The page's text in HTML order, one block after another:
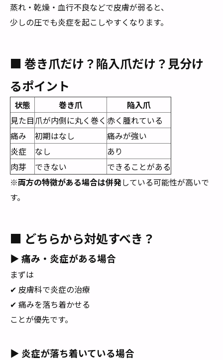
蒸れ・乾燥・血行不良などで皮膚が弱ると、
少しの圧でも炎症を起こしやすくなります。
■ 巻き爪だけ？陥入爪だけ？見分け
るポイント
状態 巻き爪
陥入爪
見た目爪が内側に丸く巻く 赤く腫れている
痛み
初期はなし
痛みが強い
炎症
なし
あり
肉芽
できない
できることがある
※両方の特徴がある場合は併発している可能性が高いで
す。
■ どちらから対処すべき？
▶ 痛み・炎症がある場合
まずは
✔ 皮膚科で炎症の治療
✔ 痛みを落ち着かせる
ことが優先です。
▶ 炎症が落ち着いている場合